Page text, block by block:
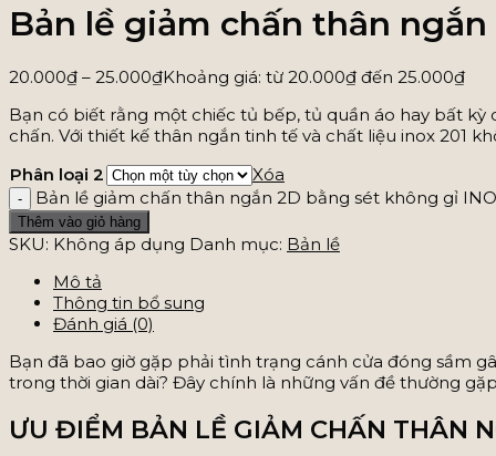
Bản lề giảm chấn thân
20.000₫ – 25.000₫Khoảng giá: từ 20.000₫ đến 25.000₫
Bạn có biết rằng một chiếc tủ bếp, tủ quần áo hay bất
chấn. Với thiết kế thân ngắn tinh tế và chất liệu inox 201
Phân loại 2
Xóa
Bản lề giảm chấn thân ngắn 2D bằng sét không gỉ
Thêm vào giỏ hàng
SKU: Không áp dụng Danh mục: Bản lề
Mô tả
Thông tin bổ sung
Đánh giá (0)
Bạn đã bao giờ gặp phải tình trạng cánh cửa đóng sầm
trong thời gian dài? Đây chính là những vấn đề thường
ƯU ĐIỂM BẢN LỀ GIẢM CHẤN THÂN